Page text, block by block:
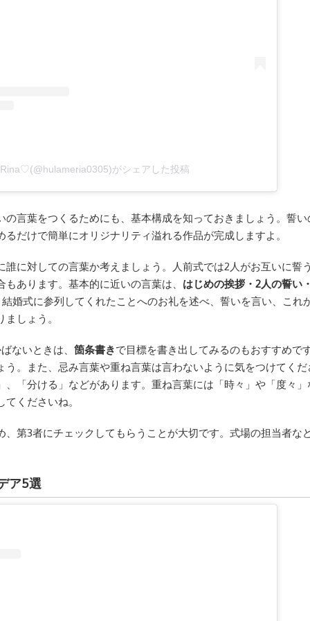
がシェアした投稿
の言葉をつくるためにも、基本構成を知っておきましょう。誓
だけで簡単にオリジナリティ溢れる作品が完成しますよ。
誰に対しての言葉か考えましょう。人前式では2人がお互いに誓
もあります。基本的に近いの言葉は、 はじめの挨拶・2人の誓い
婚式に参列してくれたことへのお礼を述べ、誓いを言い、これ
しょう。
ないときは、 箇条書きで目標を書き出してみるのもおすすめで
う。また、忌み言葉や重ね言葉は言わないように気をつけてく
、「分ける」などがあります。重ね言葉には「時々」や「度々
くださいね。
、第3者にチェックしてもらうことが大切です。式場の担当者な
ア5選